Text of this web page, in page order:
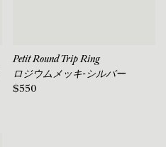
Petit Round Trip Ring
ロジウムメッキ-シルバー
$550